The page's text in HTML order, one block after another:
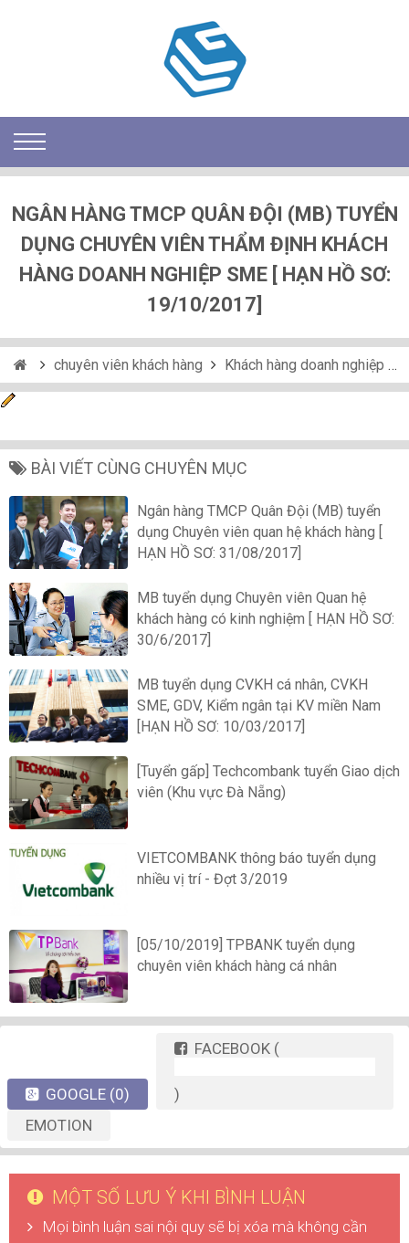
NGÂN HÀNG TMCP QUÂN ĐỘI (MB) TUYỂN
DỤNG CHUYÊN VIÊN THẨM ĐỊNH KHÁCH
HÀNG DOANH NGHIỆP SME [ HẠN HỒ SƠ:
19/10/2017]
chuyên viên khách hàng Khách hàng doanh nghiệp
BÀI VIẾT CÙNG CHUYÊN MỤC
Ngân hàng TMCP Quân Đội (MB) tuyển
dụng Chuyên viên quan hệ khách hàng [
HẠN HỒ SƠ: 31/08/2017]
MB tuyển dụng Chuyên viên Quan hệ
khách hàng có kinh nghiệm [ HẠN HỒ SƠ:
30/6/2017]
MB tuyển dụng CVKH cá nhân, CVKH
SME, GDV, Kiểm ngân tại KV miền Nam
[HẠN HỒ SƠ: 10/03/2017]
[Tuyển gấp] Techcombank tuyển Giao dịch
viên (Khu vực Đà Nẵng)
VIETCOMBANK thông báo tuyển dụng
nhiều vị trí - Đợt 3/2019
[05/10/2019] TPBANK tuyển dụng
chuyên viên khách hàng cá nhân
GOOGLE (0)
FACEBOOK (
)
EMOTION
MỘT SỐ LƯU Ý KHI BÌNH LUẬN
Mọi bình luận sai nội quy sẽ bị xóa mà không cần